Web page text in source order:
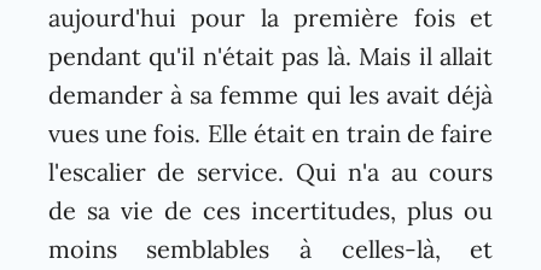
aujourd'hui pour la première fois et
pendant qu'il n'était pas là. Mais il allait
demander à sa femme qui les avait déjà
vues une fois. Elle était en train de faire
l'escalier de service. Qui n'a au cours
de sa vie de ces incertitudes, plus ou
moins semblables à celles-là, et